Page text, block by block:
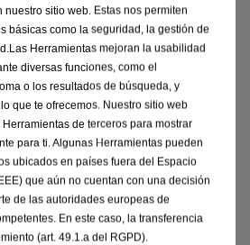
cuotas.
legales
36 mensualidades y 30.000 km.
XHT Hybrid eDCT6 S/S 110cv
de 21.450,00€en Península
sitio web. Estas nos permiten
básicas como la seguridad, la gestión de
Herramientas mejoran la usabilidad
diversas funciones, como el
o los resultados de búsqueda, y
que te ofrecemos. Nuestro sitio web
de terceros para mostrar
para ti. Algunas Herramientas pueden
ubicados en países fuera del Espacio
que aún no cuentan con una decisión
de las autoridades europeas de
En este caso, la transferencia
(art. 49.1.a del RGPD).